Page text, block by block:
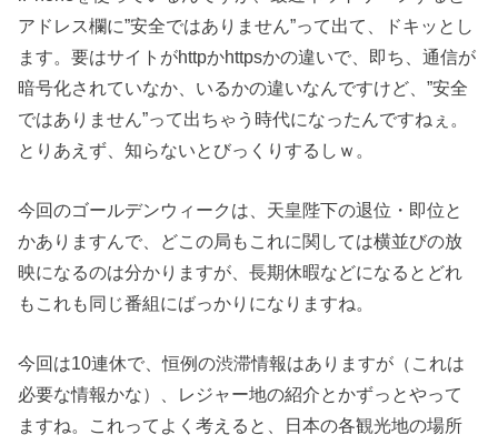
アドレス欄に”安全ではありません”って出て、ドキッとし
ます。要はサイトがhttpかhttpsかの違いで、即ち、通信が
暗号化されていなか、いるかの違いなんですけど、”安全
ではありません”って出ちゃう時代になったんですねぇ。
とりあえず、知らないとびっくりするしｗ。
今回のゴールデンウィークは、天皇陛下の退位・即位と
かありますんで、どこの局もこれに関しては横並びの放
映になるのは分かりますが、長期休暇などになるとどれ
もこれも同じ番組にばっかりになりますね。
今回は10連休で、恒例の渋滞情報はありますが（これは
必要な情報かな）、レジャー地の紹介とかずっとやって
ますね。これってよく考えると、日本の各観光地の場所